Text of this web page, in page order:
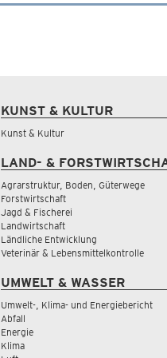
KUNST & KULTUR
Kunst & Kultur
LAND- &
Agrarstruktur, Boden, Güterwege
Forstwirtschaft
Jagd & Fischerei
Landwirtschaft
Ländliche Entwicklung
Veterinär & Lebensmittelkontrolle
UMWELT & WASSER
Umwelt-, Klima- und Energiebericht
Abfall
Energie
Klima